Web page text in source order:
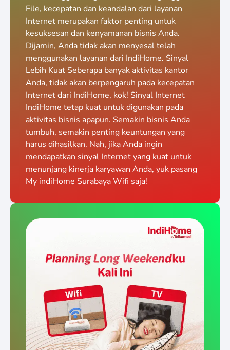
File, kecepatan dan keandalan dari layanan
Internet merupakan faktor penting untuk
kesuksesan dan kenyamanan bisnis Anda.
Dijamin, Anda tidak akan menyesal telah
menggunakan layanan dari IndiHome. Sinyal
Lebih Kuat Seberapa banyak aktivitas kantor
Anda, tidak akan berpengaruh pada kecepatan
Internet dari IndiHome, kok! Sinyal Internet
IndiHome tetap kuat untuk digunakan pada
aktivitas bisnis apapun. Semakin bisnis Anda
tumbuh, semakin penting keuntungan yang
harus dihasilkan. Nah, jika Anda ingin
mendapatkan sinyal Internet yang kuat untuk
menunjang kinerja karyawan Anda, yuk pasang
My indiHome Surabaya Wifi saja!